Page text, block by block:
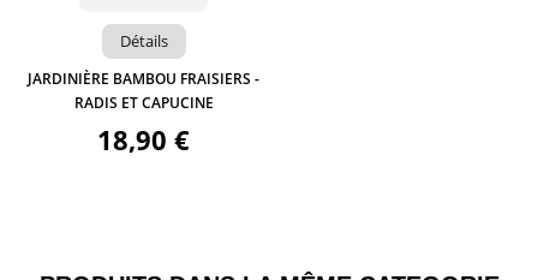
Détails
JARDINIÈRE BAMBOU FRAISIERS -
RADIS ET CAPUCINE
18,90 €